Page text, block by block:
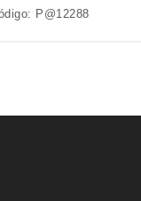
P@12288